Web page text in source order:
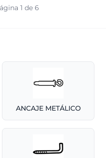
1 de 6
ANCAJE METÁLICO